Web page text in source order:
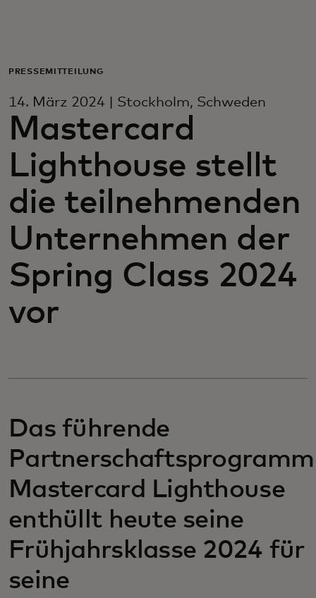
Für Unternehmen
Für die Welt
Für Innovatoren
Neuigkeiten und Trends
PRESSEMITTEILUNG
14. März 2024 | Stockholm, Schweden
Mastercard
Lighthouse stellt
die teilnehmenden
Unternehmen der
Spring Class 2024
vor
Das führende
Partnerschaftsprogramm
Mastercard Lighthouse
enthüllt heute seine
Frühjahrsklasse 2024 für
seine